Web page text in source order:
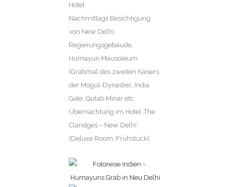
Hotel.
Nachmittags Besichtigung
von New Delhi:
Regierungsgebäude,
Humayun Mausoleum
(Grabmal des zweiten Kaisers
der Mogul-Dynastie), India
Gate, Qutab Minar etc.
Übernachtung im Hotel ‚The
Claridges – New Delhi’
(Deluxe Room, Frühstück).